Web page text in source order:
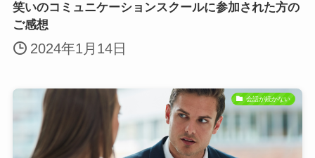
笑いのコミュニケーションスクールに参加された方の
ご感想
2024年1月14日
会話が続かない